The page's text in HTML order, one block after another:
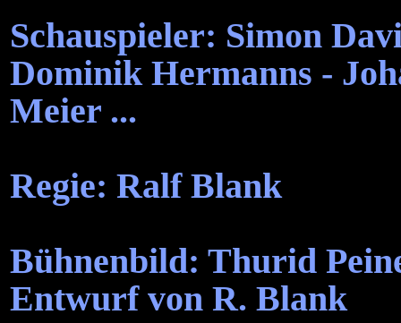
Schauspieler: Simon
Dominik Hermanns -
Meier ...
Regie: Ralf Blank
Bühnenbild: Thurid
Entwurf von R. Blank